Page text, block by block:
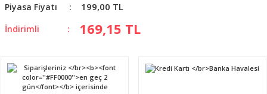
Piyasa Fiyatı 199,00 TL
İndirimli 169,15 TL